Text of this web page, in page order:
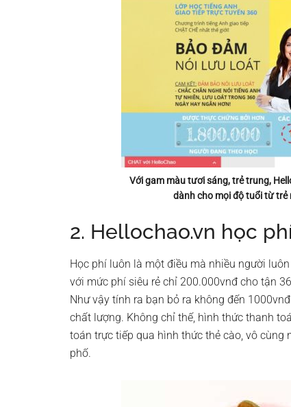
Với gam màu tươi sáng, trẻ trung,
dành cho mọi độ tuổi từ trẻ
2. Hellochao.vn học
Học phí luôn là một điều mà nhiều người
với mức phí siêu rẻ chỉ 200.000vnđ cho tận
Như vậy tính ra bạn bỏ ra không đến
chất lượng. Không chỉ thế, hình thức thanh
toán trực tiếp qua hình thức thẻ cào, vô
phố.